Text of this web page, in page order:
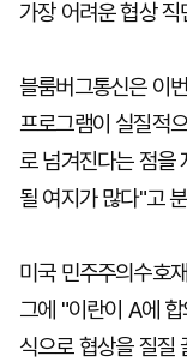
가장 어려운 협상 직
블룸버그통신은 이
프로그램이 실질적
로 넘겨진다는 점을
될 여지가 많다"고
미국 민주주의수호
그에 "이란이 A에
식으로 협상을 질질